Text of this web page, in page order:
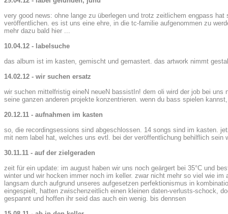
very good news: ohne lange zu überlegen und trotz zeitlichem engpass
veröffentlichen. es ist uns eine ehre, in die tc-familie aufgenommen zu
mehr dazu bald hier ...
10.04.12 - labelsuche
das album ist im kasten, gemischt und gemastert. das artwork nimmt
14.02.12 - wir suchen ersatz
wir suchen mittelfristig eineN neueN bassistIn! dem oli wird der job bei
seine ganzen anderen projekte konzentrieren. wenn du bass spielen
20.12.11 - aufnahmen im kasten
so, die recordingsessions sind abgeschlossen. 14 songs sind im kasten.
mit nem label hat, welches uns evtl. bei der veröffentlichung behilflich sein
30.11.11 - auf der zielgeraden
zeit für ein update: im august haben wir uns noch geärgert bei 35°C und
winter und wir hocken immer noch im keller. zwar nicht mehr so viel wie
langsam durch aufgrund unseres aufgesetzen perfektionismus in
eingespielt, hatten zwischenzeitlich einen kleinen daten-verlusts-schock,
gespannt und hoffen ihr seid das auch ein wenig. bis dennsen